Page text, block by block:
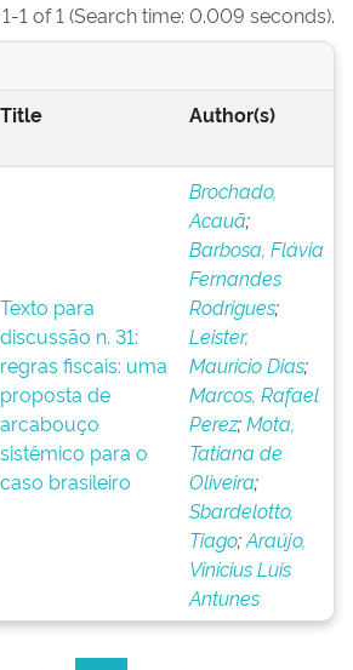
1 of 1 (Search time: 0.009 seconds).
Title Author(s)
Texto para
discussão n. 31:
regras fiscais: uma
proposta de
arcabouço
sistêmico para o
caso brasileiro
Brochado,
Acauã;
Barbosa, Flávia
Fernandes
Rodrigues;
Leister,
Maurício Dias;
Marcos, Rafael
Perez;Mota,
Tatiana de
Oliveira;
Sbardelotto,
Tiago;Araújo,
Vinícius Luis
Antunes